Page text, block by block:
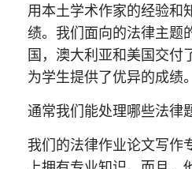
用本土学术作家的经验和
绩。我们面向的法律主题
国，澳大利亚和美国交付
为学生提供了优异的成绩。
通常我们能处理哪些法律
我们的法律作业论文写作